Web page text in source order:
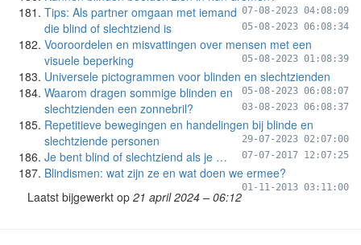
07-08-2023 04:08:09
Tips: Als partner omgaan met iemand
die blind of slechtziend is
05-08-2023 06:08:34
Vooroordelen en misvattingen over mensen met een
visuele beperking
05-08-2023 01:08:39
Universele pictogrammen voor blinden en slechtzienden
05-08-2023 06:08:07
Waarom dragen sommige blinden en
slechtzienden een zonnebril?
03-08-2023 06:08:37
Repetitieve bewegingen en handelingen bij blinde en
slechtziende personen
29-07-2023 02:07:00
Je bent blind of slechtziend als je … 07-07-2017 12:07:25
Blindismen: wat zijn ze en wat doen we ermee?
01-11-2013 03:11:00
Laatst bijgewerkt op 21 april 2024 – 06:12